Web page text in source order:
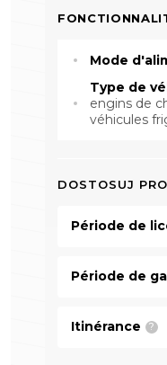
Mode
Type de
engins de
véhicules
DOSTOSUJ
Période de
Période de
Itinérance ?